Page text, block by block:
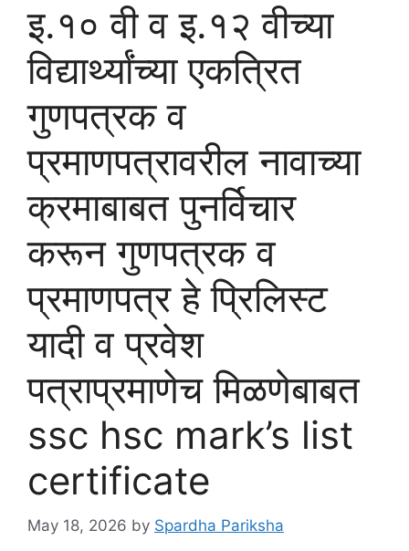
इ.१० वी व इ.१२ वीच्या
विद्यार्थ्यांच्या एकत्रित
गुणपत्रक व
प्रमाणपत्रावरील नावाच्या
क्रमाबाबत पुनर्विचार
करून गुणपत्रक व
प्रमाणपत्र हे प्रिलिस्ट
यादी व प्रवेश
पत्राप्रमाणेच मिळणेबाबत
ssc hsc mark’s list
certificate
May 18, 2026 by Spardha Pariksha